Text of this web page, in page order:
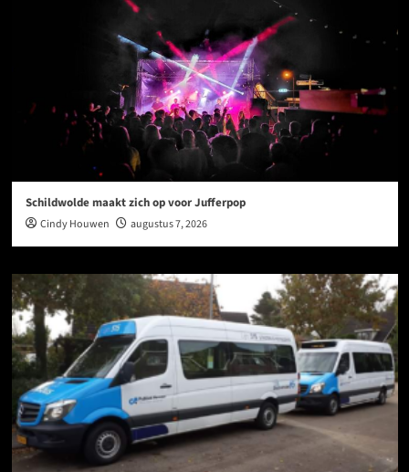
Schildwolde maakt zich op voor Jufferpop
Cindy Houwen augustus 7, 2026